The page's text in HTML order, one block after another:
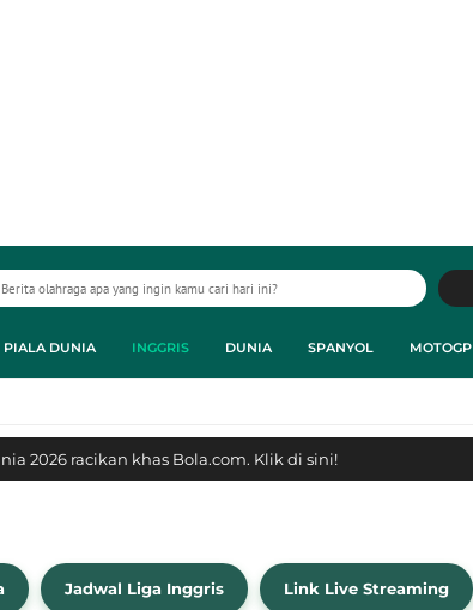
PIALA DUNIA INGGRIS DUNIA SPANYOL MOTOGP
2026 racikan khas Bola.com. Klik di sini!
Jadwal Liga Inggris Link Live Streaming